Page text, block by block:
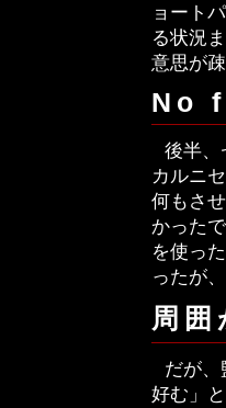
ョート
る状況
意思が
No
後半、
カルニ
何もさ
かった
を使っ
ったが
周
だが、
好む」